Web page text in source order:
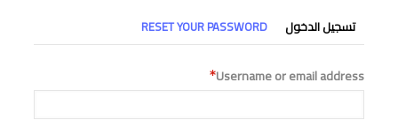
التبويبات
الأساسية
تسجيل الدخول RESET YOUR PASSWORD
Username or email address